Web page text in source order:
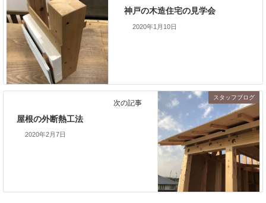
神戸の木造住宅の見学会
2020年1月10日
スタッフブログ
次の記事
屋根の外断熱工法
2020年2月7日